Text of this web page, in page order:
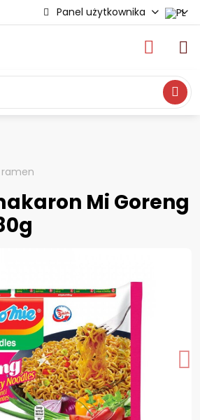
Panel użytkownika
ramen
Mi Goreng